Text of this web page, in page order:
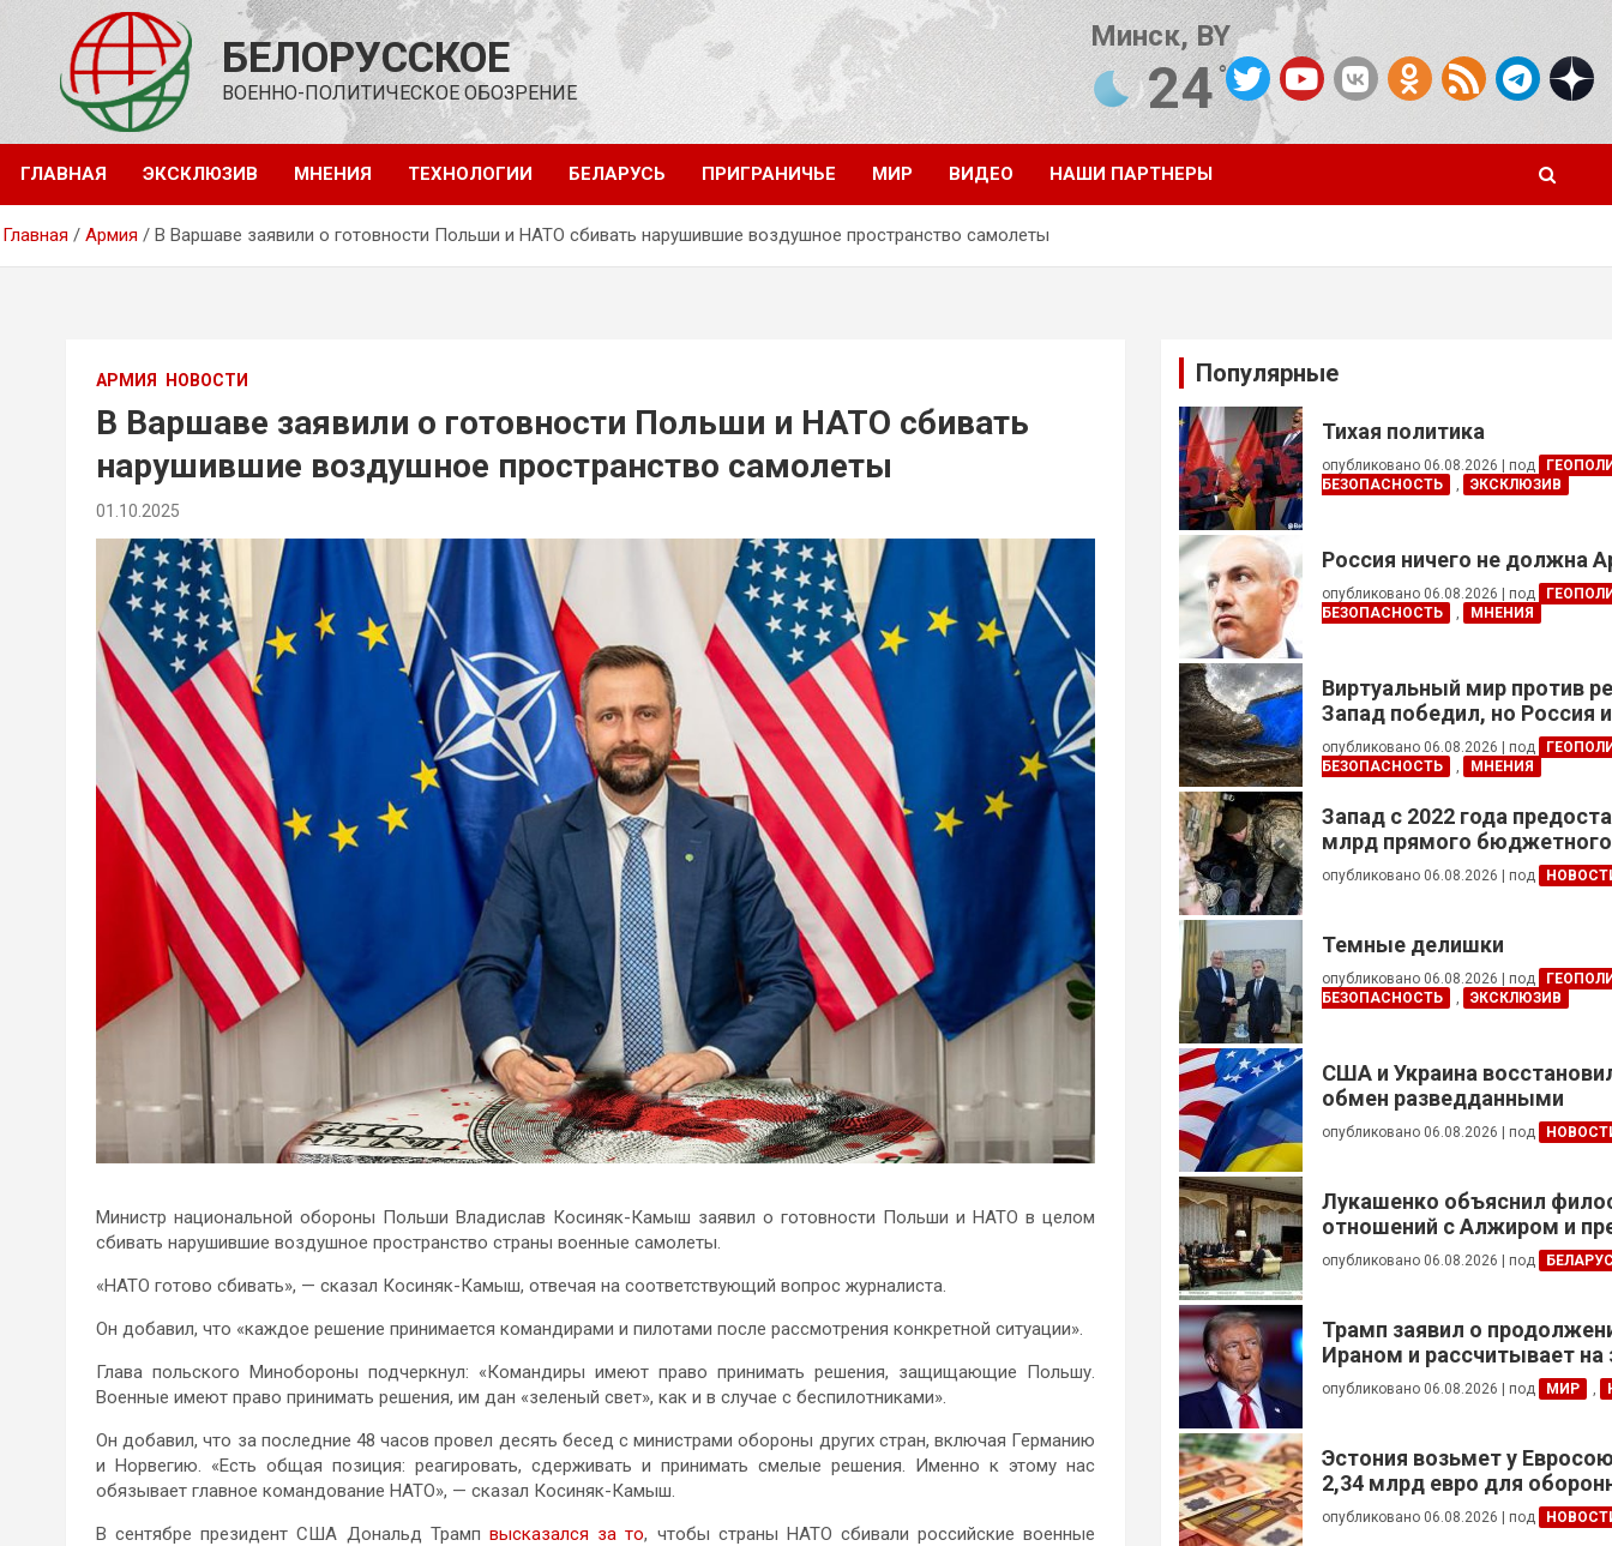
содержимому
БЕЛОРУССКОЕ
ВОЕННО-ПОЛИТИЧЕСКОЕ ОБОЗРЕНИЕ
Минск, BY
24°C
Погода от OpenWeatherMap
ГЛАВНАЯ ЭКСКЛЮЗИВ МНЕНИЯ ТЕХНОЛОГИИ БЕЛАРУСЬ ПРИГРАНИЧЬЕ МИР ВИДЕО НАШИ ПАРТНЕРЫ
Главная Армия В Варшаве заявили о готовности Польши и НАТО сбивать нарушившие воздушное пространство самолеты
АРМИЯ НОВОСТИ
В Варшаве заявили о готовности Польши и НАТО сбивать
нарушившие воздушное пространство самолеты
01.10.2025
Министр национальной обороны Польши Владислав Косиняк-Камыш заявил о готовности Польши и НАТО в целом
сбивать нарушившие воздушное пространство страны военные самолеты.
«НАТО готово сбивать», — сказал Косиняк-Камыш, отвечая на соответствующий вопрос журналиста.
Он добавил, что «каждое решение принимается командирами и пилотами после рассмотрения конкретной ситуации».
Глава польского Минобороны подчеркнул: «Командиры имеют право принимать решения, защищающие Польшу.
Военные имеют право принимать решения, им дан «зеленый свет», как и в случае с беспилотниками».
Он добавил, что за последние 48 часов провел десять бесед с министрами обороны других стран, включая Германию
и Норвегию. «Есть общая позиция: реагировать, сдерживать и принимать смелые решения. Именно к этому нас
обязывает главное командование НАТО», — сказал Косиняк-Камыш.
В сентябре президент США Дональд Трамп высказался за то, чтобы страны НАТО сбивали российские военные
Популярные
Тихая политика
опубликовано 06.08.2026 под
БЕЗОПАСНОСТЬ
, ЭКСКЛЮЗИВ
Россия ничего не должна
опубликовано 06.08.2026 под
БЕЗОПАСНОСТЬ
, МНЕНИЯ
Виртуальный мир против
Запад победил, но Россия
опубликовано 06.08.2026 под
БЕЗОПАСНОСТЬ
, МНЕНИЯ
Запад с 2022 года
млрд прямого бюджетного
финансирования — глава
Украины
опубликовано 06.08.2026 под
Темные делишки
опубликовано 06.08.2026 под
БЕЗОПАСНОСТЬ
, ЭКСКЛЮЗИВ
США и Украина
обмен разведданными
опубликовано 06.08.2026 под
Лукашенко объяснил
отношений с Алжиром и
ускорить реализацию
опубликовано 06.08.2026 под
Трамп заявил о
Ираном и рассчитывает на
сделки
опубликовано 06.08.2026 под МИР ,
Эстония возьмет у
2,34 млрд евро для
опубликовано 06.08.2026 под